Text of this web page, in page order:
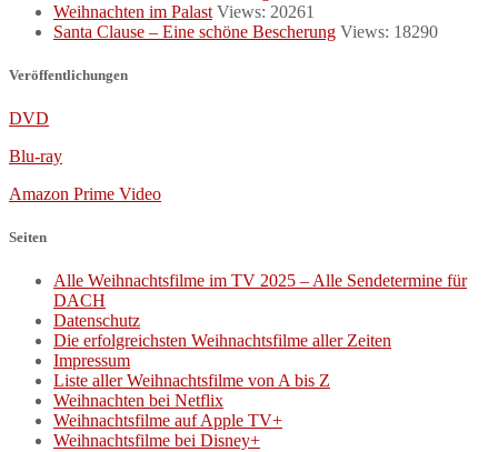
Weihnachten im Palast Views: 20261
Santa Clause – Eine schöne Bescherung Views: 18290
Veröffentlichungen
DVD
Blu-ray
Amazon Prime Video
Seiten
Alle Weihnachtsfilme im TV 2025 – Alle Sendetermine für
DACH
Datenschutz
Die erfolgreichsten Weihnachtsfilme aller Zeiten
Impressum
Liste aller Weihnachtsfilme von A bis Z
Weihnachten bei Netflix
Weihnachtsfilme auf Apple TV+
Weihnachtsfilme bei Disney+